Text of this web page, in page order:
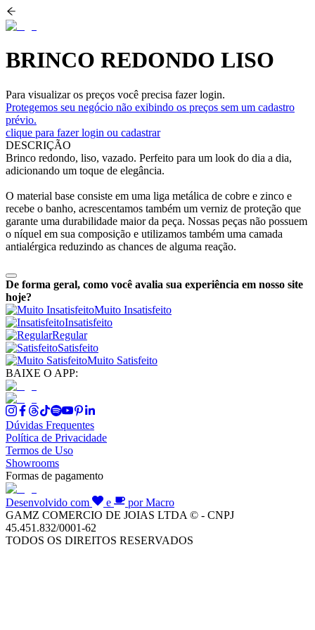
BRINCO REDONDO LISO
Para visualizar os preços você precisa fazer login.
Protegemos seu negócio não exibindo os preços sem um cadastro
prévio.
clique para fazer login ou cadastrar
DESCRIÇÃO
Brinco redondo, liso, vazado. Perfeito para um look do dia a dia,
adicionando um toque de elegância.
O material base consiste em uma liga metálica de cobre e zinco e
recebe o banho, acrescentamos também um verniz de proteção que
garante uma durabilidade maior da peça. Nossas peças não possuem
o níquel em sua composição e utilizamos também uma camada
antialérgica reduzindo as chances de alguma reação.
De forma geral, como você avalia sua experiência em nosso site
hoje?
Muito Insatisfeito
Insatisfeito
Regular
Satisfeito
Muito Satisfeito
BAIXE O APP:
Dúvidas Frequentes
Política de Privacidade
Termos de Uso
Showrooms
Formas de pagamento
Desenvolvido com e
por Macro
GAMZ COMERCIO DE JOIAS LTDA © - CNPJ
45.451.832/0001-62
TODOS OS DIREITOS RESERVADOS